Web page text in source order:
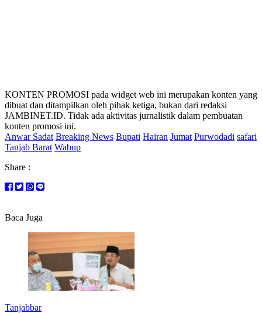
KONTEN PROMOSI pada widget web ini merupakan konten yang
dibuat dan ditampilkan oleh pihak ketiga, bukan dari redaksi
JAMBINET.ID. Tidak ada aktivitas jurnalistik dalam pembuatan
konten promosi ini.
Anwar Sadat Breaking News Bupati Hairan Jumat Purwodadi safari
Tanjab Barat Wabup
Share :
Baca Juga
Tanjabbar